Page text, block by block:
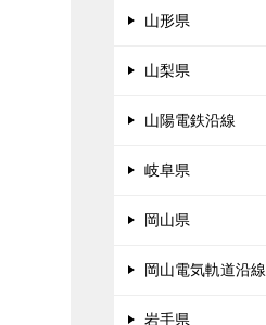
山形県
山梨県
山陽電鉄沿線
岐阜県
岡山県
岡山電気軌道沿線
岩手県